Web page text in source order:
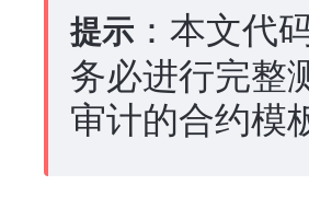
提示 ：本文代
务必进行完整
审计的合约模